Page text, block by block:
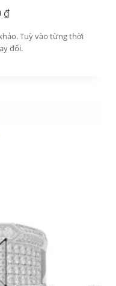
₫
Tuỳ vào từng thời
đổi.